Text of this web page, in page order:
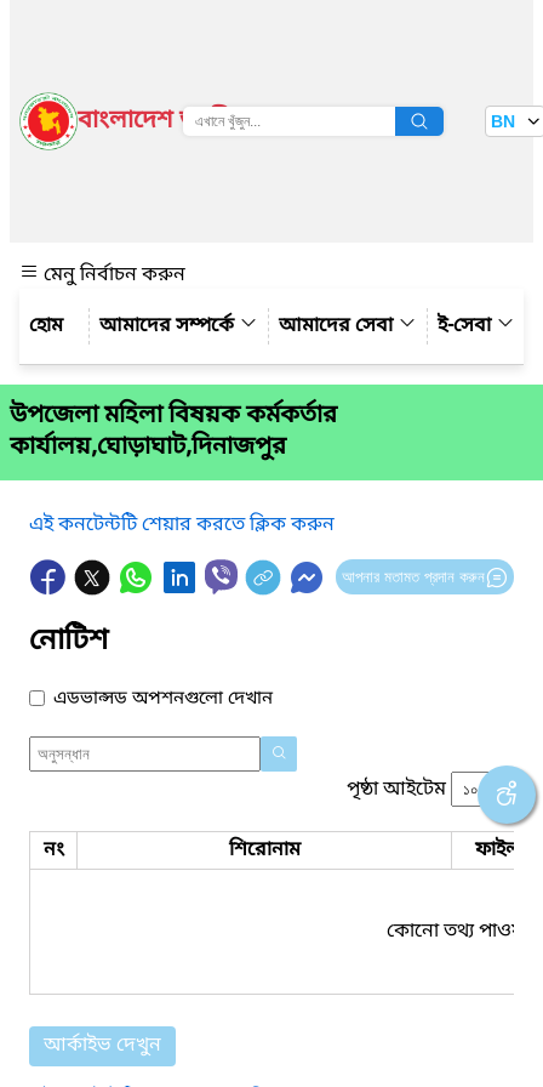
বাংলাদেশ জাতীয় তথ্য বাতায়ন BN
মেনু নির্বাচন করুন
আমাদের সম্পর্কে
আমাদের সেবা ই-সেবা
উপজেলা মহিলা বিষয়ক কর্মকর্তার
কার্যালয়,ঘোড়াঘাট,দিনাজপুর
এই কনটেন্টটি শেয়ার করতে ক্লিক করুন
আপনার মতামত প্রদান করুন
নোটিশ
এডভান্সড অপশনগুলো দেখান
পৃষ্ঠা আইটেম
নং শিরোনাম ফাইল
কোনো তথ্য পাওয়া
আর্কাইভ দেখুন